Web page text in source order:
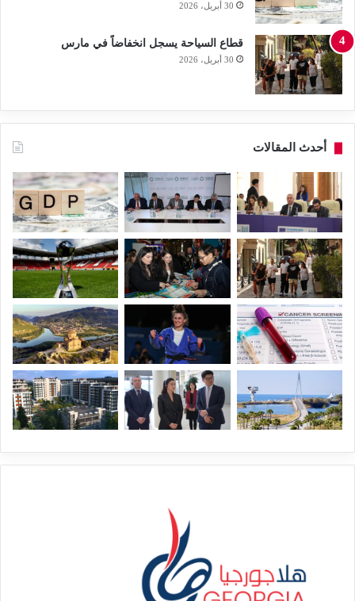
30 أبريل، 2026
قطاع السياحة يسجل انخفاضاً في مارس
30 أبريل، 2026
أحدث المقالات